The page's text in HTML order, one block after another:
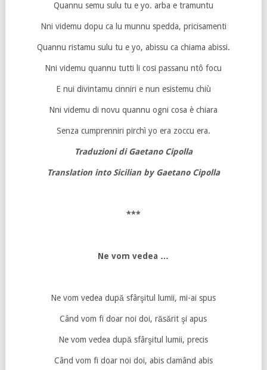
Quannu semu sulu tu e yo. arba e tramuntu
Nni videmu dopu ca lu munnu spedda, pricisamenti
Quannu ristamu sulu tu e yo, abissu ca chiama abissi.
Nni videmu quannu tutti li cosi passanu ntô focu
E nui divintamu cinniri e nun esistemu chiù
Nni videmu di novu quannu ogni cosa è chiara
Senza cumprenniri pirchì yo era zoccu era.
Traduzioni di Gaetano Cipolla
Translation into Sicilian by Gaetano Cipolla
***
Ne vom vedea …
Ne vom vedea după sfârşitul lumii, mi-ai spus
Când vom fi doar noi doi, răsărit şi apus
Ne vom vedea după sfârşitul lumii, precis
Când vom fi doar noi doi, abis clamând abis